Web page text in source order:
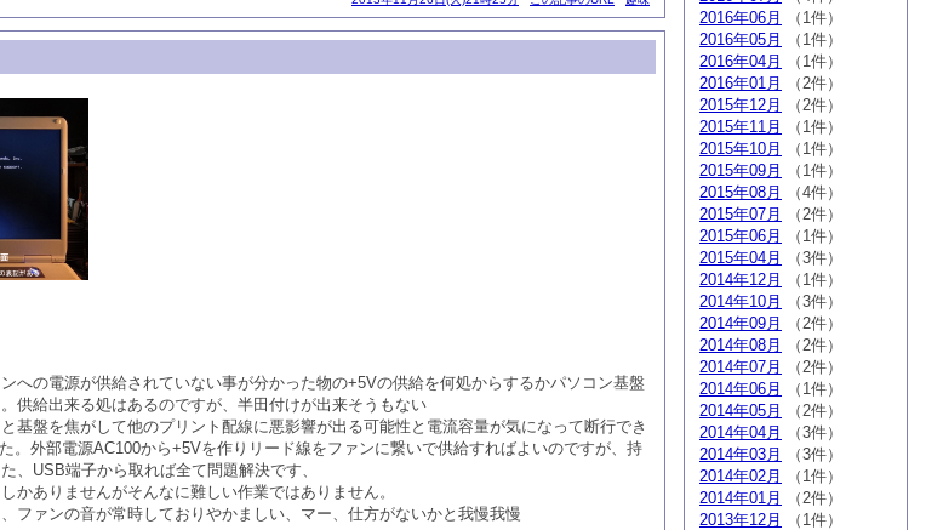
への電源が供給されていない事が分かった物の+5Vの供給を何処からするかパソコン基盤
供給出来る処はあるのですが、半田付けが出来そうもない
基盤を焦がして他のプリント配線に悪影響が出る可能性と電流容量が気になって断行でき
。外部電源AC100から+5Vを作りリード線をファンに繋いで供給すればよいのですが、持
、USB端子から取れば全て問題解決です、
かありませんがそんなに難しい作業ではありません。
ファンの音が常時しておりやかましい、マー、仕方がないかと我慢我慢
2016年06月
（1件）
2016年05月
（1件）
2016年04月
（1件）
2016年01月
（2件）
2015年12月
（2件）
2015年11月
（1件）
2015年10月
（1件）
2015年09月
（1件）
2015年08月
（4件）
2015年07月
（2件）
2015年06月
（1件）
2015年04月
（3件）
2014年12月
（1件）
2014年10月
（3件）
2014年09月
（2件）
2014年08月
（2件）
2014年07月
（2件）
2014年06月
（1件）
2014年05月
（2件）
2014年04月
（3件）
2014年03月
（3件）
2014年02月
（1件）
2014年01月
（2件）
2013年12月
（1件）